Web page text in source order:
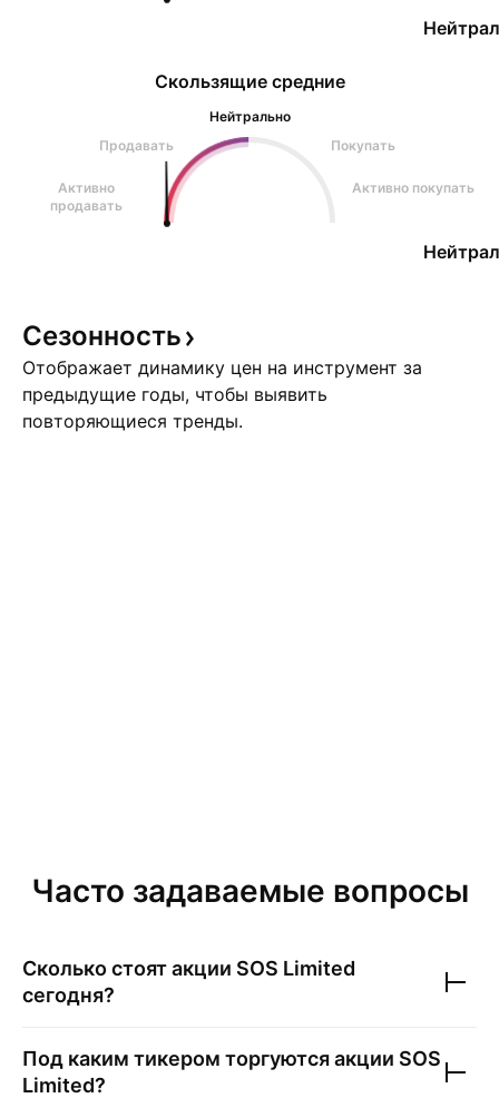
Скользящие средние
Нейтрально
Продавать
Покупать
Активно
продавать
Активно покупать
Сезонность
Отображает динамику цен на инструмент за
предыдущие годы, чтобы выявить
повторяющиеся тренды.
Часто задаваемые вопросы
Сколько стоят акции SOS Limited
сегодня?
Под каким тикером торгуются акции SOS
Limited?